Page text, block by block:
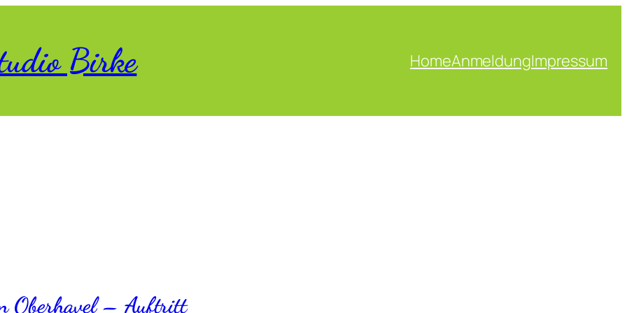
Birke HomeAnmeldungImpressum
Oberhavel – Auftritt